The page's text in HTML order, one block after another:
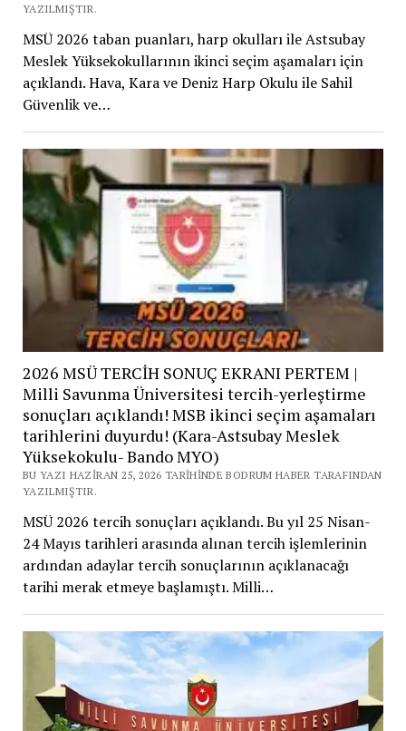
YAZILMIŞTIR.
MSÜ 2026 taban puanları, harp okulları ile Astsubay
Meslek Yüksekokullarının ikinci seçim aşamaları için
açıklandı. Hava, Kara ve Deniz Harp Okulu ile Sahil
Güvenlik ve…
2026 MSÜ TERCİH SONUÇ EKRANI PERTEM |
Milli Savunma Üniversitesi tercih-yerleştirme
sonuçları açıklandı! MSB ikinci seçim aşamaları
tarihlerini duyurdu! (Kara-Astsubay Meslek
Yüksekokulu- Bando MYO)
BU YAZI HAZIRAN 25, 2026 TARIHINDE BODRUM HABER TARAFINDAN
YAZILMIŞTIR.
MSÜ 2026 tercih sonuçları açıklandı. Bu yıl 25 Nisan-
24 Mayıs tarihleri arasında alınan tercih işlemlerinin
ardından adaylar tercih sonuçlarının açıklanacağı
tarihi merak etmeye başlamıştı. Milli…